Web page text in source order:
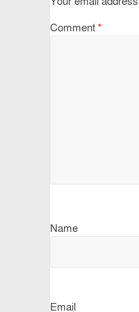
Comment *
Name
Email